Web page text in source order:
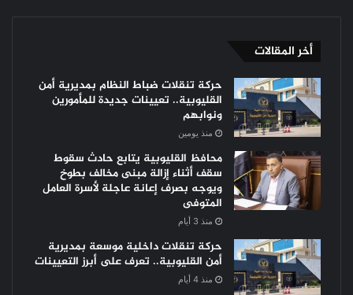
أخر المقالات
حركة تنقلات ضباط النظام بمديرية أمن
القليوبية.. تعيينات جديدة للمأمورين
ونوابهم
منذ يومين
محافظ القليوبية يتابع حادث سقوط
سقف أثناء إزالة مبنى مخالف بطوخ
ويوجه بصرف إعانة عاجلة لأسرة العامل
المتوفى
منذ 3 أيام
حركة تنقلات داخلية موسعة بمديرية
أمن القليوبية.. تعرف على أبرز التعيينات
منذ 4 أيام